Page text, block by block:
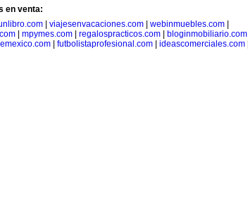
en venta:
viajesenvacaciones.com webinmuebles.com
| mpymes.com| regalospracticos.com| bloginmobiliario.com|
| futbolistaprofesional.com| ideascomerciales.com|